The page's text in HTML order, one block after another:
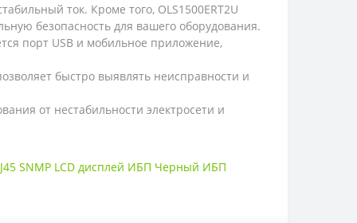
ток. Кроме того, OLS1500ERT2U
безопасность для вашего оборудования.
порт USB и мобильное приложение,
быстро выявлять неисправности и
от нестабильности электросети и
SNMP LCD дисплей ИБП Черный ИБП